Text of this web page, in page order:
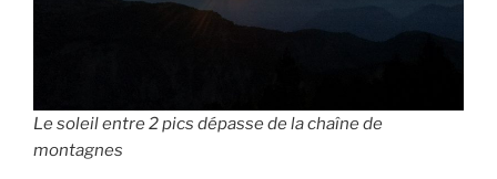
Le soleil entre 2 pics dépasse de la chaîne de
montagnes